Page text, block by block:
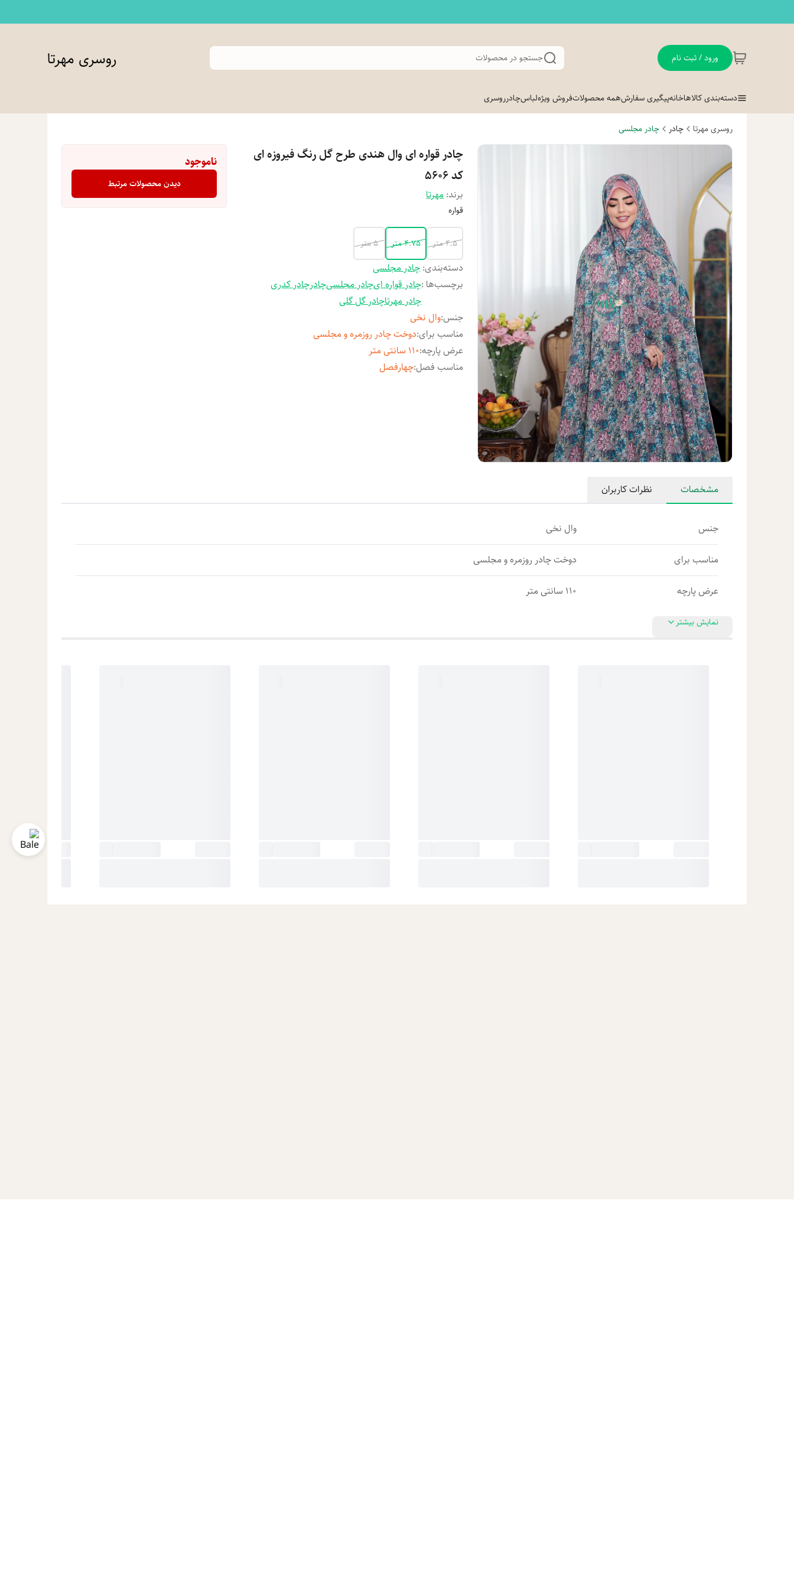
ورود / ثبت نام جستجو در محصولات روسری مهرتا
دسته‌بندی کالاهاخانهپیگیری سفارشهمه محصولاتفروش ویژهلباسچادرروسری
روسری مهرتا چادر چادر مجلسی
چادر قواره ای وال هندی طرح گل رنگ فیروزه ای
کد 5606
برند:مهرتا
قواره
4.5 متر 4.75 متر 5 متر
دسته‌بندی:چادر مجلسی
برچسب‌ها :چادر قواره ایچادر مجلسیچادرچادر کدری
چادر مهرتاچادر گل گلی
جنس:وال نخی
مناسب برای:دوخت چادر روزمره و مجلسی
عرض پارچه:110 سانتی متر
مناسب فصل:چهارفصل
ناموجود
دیدن محصولات مرتبط
مشخصات نظرات کاربران
جنس وال نخی
مناسب برای دوخت چادر روزمره و مجلسی
عرض پارچه 110 سانتی متر
نمایش بیشتر